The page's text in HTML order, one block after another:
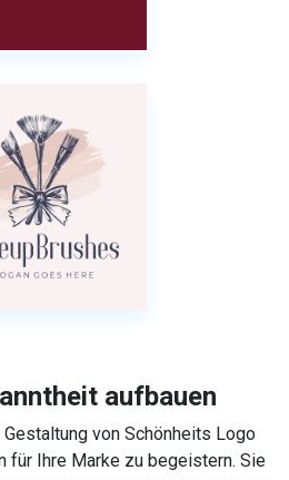
aufbauen
von Schönheits Logo
für Ihre Marke zu begeistern. Sie